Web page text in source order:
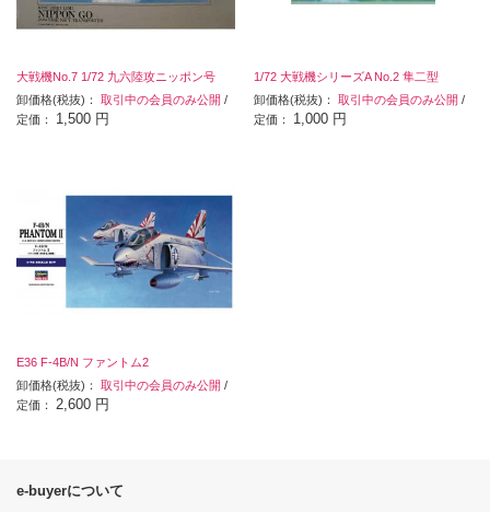
大戦機No.7 1/72 九六陸攻ニッポン号
卸価格(税抜)： 取引中の会員のみ公開 /
定価： 1,500 円
1/72 大戦機シリーズA No.2 隼二型
卸価格(税抜)：取引中の会員のみ公開 /
定価： 1,000 円
E36 F-4B/N ファントム2
卸価格(税抜)： 取引中の会員のみ公開 /
定価： 2,600 円
e-buyerについて